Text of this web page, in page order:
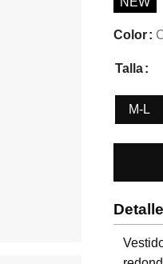
Color
Talla
M-L